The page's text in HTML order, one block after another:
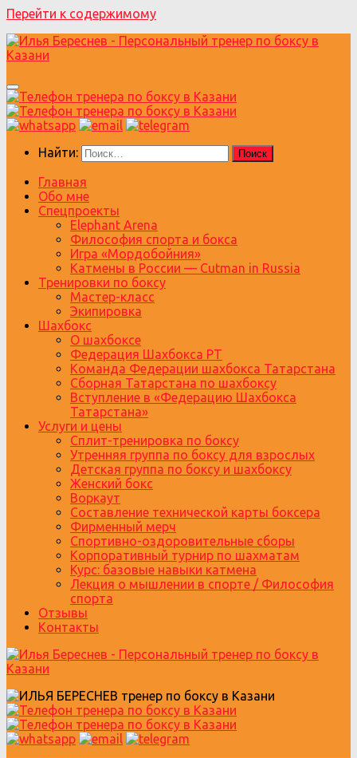
Перейти к содержимому
Найти:
Главная
Обо мне
Спецпроекты
Elephant Arena
Философия спорта и бокса
Игра «Мордобойния»
Катмены в России — Cutman in Russia
Тренировки по боксу
Мастер-класс
Экипировка
Шахбокс
О шахбоксе
Федерация Шахбокса РТ
Команда Федерации шахбокса Татарстана
Сборная Татарстана по шахбоксу
Вступление в «Федерацию Шахбокса
Татарстана»
Услуги и цены
Сплит-тренировка по боксу
Утренняя группа по боксу для взрослых
Детская группа по боксу и шахбоксу
Женский бокс
Воркаут
Составление технической карты боксера
Фирменный мерч
Спортивно-оздоровительные сборы
Корпоративный турнир по шахматам
Курс: базовые навыки катмена
Лекция о мышлении в спорте / Философия
спорта
Отзывы
Контакты